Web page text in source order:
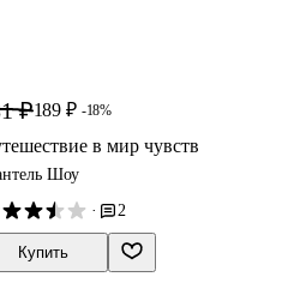
₽189 ₽ -18%
в мир чувств
Шоу
·
2
Купить